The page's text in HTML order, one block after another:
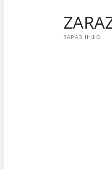
ЗАРАЗ.ІНФО